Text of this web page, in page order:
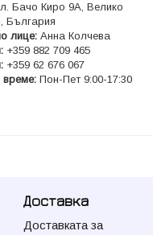
Бачо Киро 9А, Велико
България
лице: Анна Колчева
+359 882 709 465
+359 62 676 067
време: Пон-Пет 9:00-17:30
Доставка
Доставката за